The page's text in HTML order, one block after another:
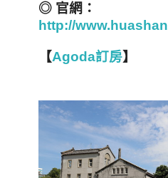
◎ 官網：
http://
【Agoda訂房】